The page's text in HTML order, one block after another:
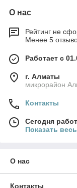
О нас
Рейтинг не
Менее 5
Работает с
г. Алматы
микрорайон
Контакты
Сегодня
Показать
О нас
Контакты